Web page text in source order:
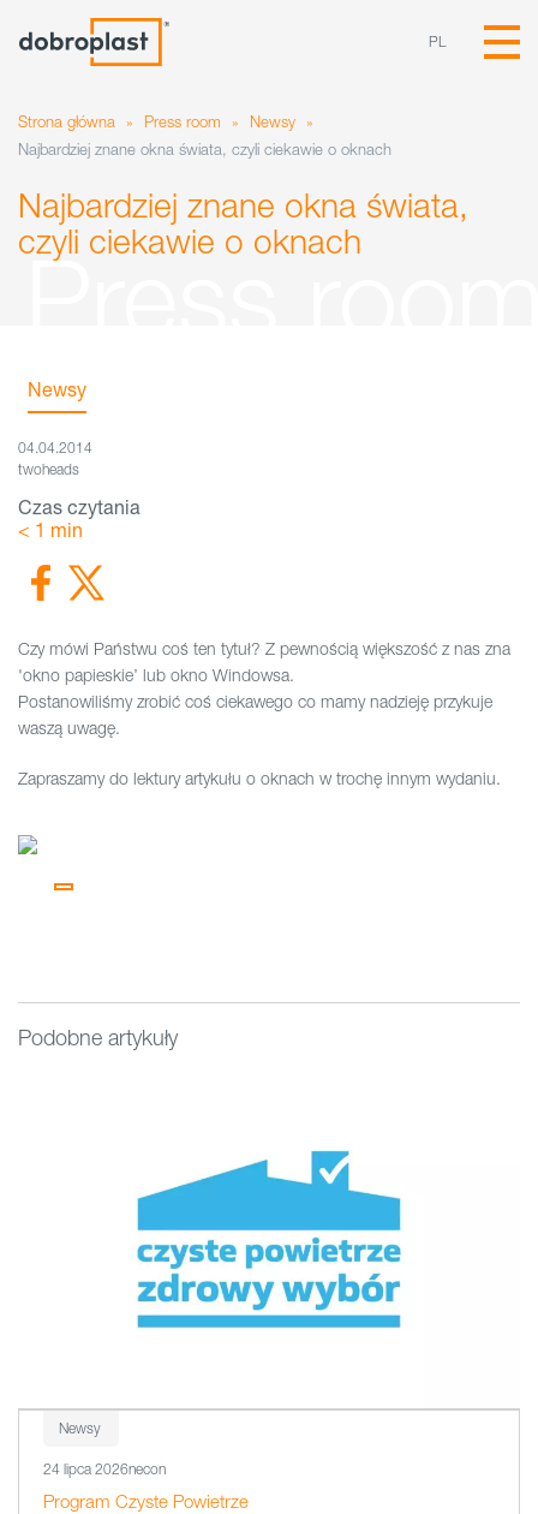
PL
Strona główna » Press room » Newsy
»
Najbardziej znane okna świata, czyli ciekawie o oknach
Najbardziej znane okna świata,
czyli ciekawie o oknach
Czy mówi Państwu coś ten tytuł? Z pewnością większość z nas zna
'okno papieskie’ lub okno Windowsa.
Postanowiliśmy zrobić coś ciekawego co mamy nadzieję przykuje
waszą uwagę.
Zapraszamy do lektury artykułu o oknach w trochę innym wydaniu.
Newsy
04.04.2014
twoheads
Czas czytania
< 1 min
Podobne artykuły
Newsy
24 lipca 2026necon
Program Czyste Powietrze